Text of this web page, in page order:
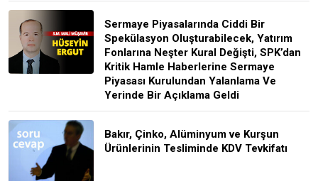
Sermaye Piyasalarında Ciddi Bir
Spekülasyon Oluşturabilecek, Yatırım
Fonlarına Neşter Kural Değişti, SPK’dan
Kritik Hamle Haberlerine Sermaye
Piyasası Kurulundan Yalanlama Ve
Yerinde Bir Açıklama Geldi
Bakır, Çinko, Alüminyum ve Kurşun
Ürünlerinin Tesliminde KDV Tevkifatı